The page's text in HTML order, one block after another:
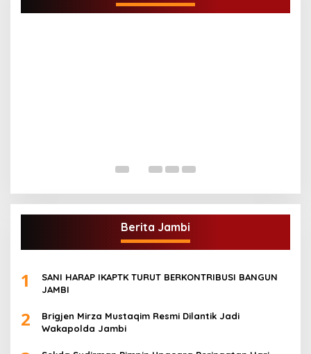
Berita Jambi
1
SANI HARAP IKAPTK TURUT BERKONTRIBUSI BANGUN
JAMBI
2
Brigjen Mirza Mustaqim Resmi Dilantik Jadi
Wakapolda Jambi